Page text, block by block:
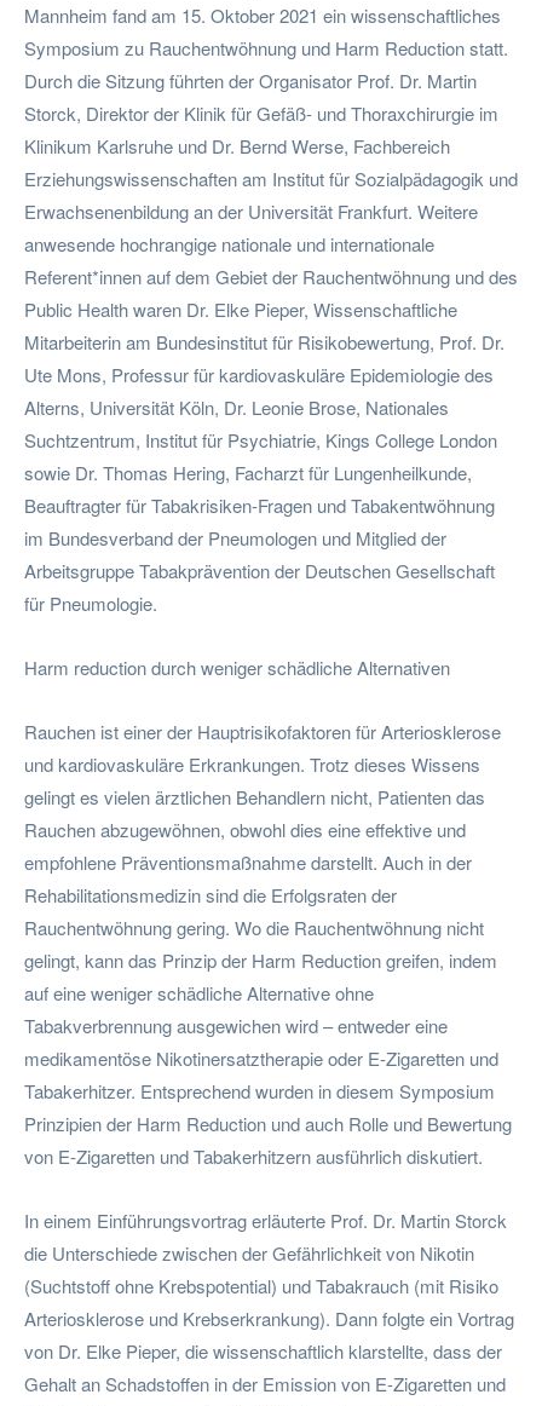
Mannheim fand am 15. Oktober 2021 ein wissenschaftliches
Symposium zu Rauchentwöhnung und Harm Reduction statt.
Durch die Sitzung führten der Organisator Prof. Dr. Martin
Storck, Direktor der Klinik für Gefäß- und Thoraxchirurgie im
Klinikum Karlsruhe und Dr. Bernd Werse, Fachbereich
Erziehungswissenschaften am Institut für Sozialpädagogik und
Erwachsenenbildung an der Universität Frankfurt. Weitere
anwesende hochrangige nationale und internationale
Referent*innen auf dem Gebiet der Rauchentwöhnung und des
Public Health waren Dr. Elke Pieper, Wissenschaftliche
Mitarbeiterin am Bundesinstitut für Risikobewertung, Prof. Dr.
Ute Mons, Professur für kardiovaskuläre Epidemiologie des
Alterns, Universität Köln, Dr. Leonie Brose, Nationales
Suchtzentrum, Institut für Psychiatrie, Kings College London
sowie Dr. Thomas Hering, Facharzt für Lungenheilkunde,
Beauftragter für Tabakrisiken-Fragen und Tabakentwöhnung
im Bundesverband der Pneumologen und Mitglied der
Arbeitsgruppe Tabakprävention der Deutschen Gesellschaft
für Pneumologie.
Harm reduction durch weniger schädliche Alternativen
Rauchen ist einer der Hauptrisikofaktoren für Arteriosklerose
und kardiovaskuläre Erkrankungen. Trotz dieses Wissens
gelingt es vielen ärztlichen Behandlern nicht, Patienten das
Rauchen abzugewöhnen, obwohl dies eine effektive und
empfohlene Präventionsmaßnahme darstellt. Auch in der
Rehabilitationsmedizin sind die Erfolgsraten der
Rauchentwöhnung gering. Wo die Rauchentwöhnung nicht
gelingt, kann das Prinzip der Harm Reduction greifen, indem
auf eine weniger schädliche Alternative ohne
Tabakverbrennung ausgewichen wird – entweder eine
medikamentöse Nikotinersatztherapie oder E-Zigaretten und
Tabakerhitzer. Entsprechend wurden in diesem Symposium
Prinzipien der Harm Reduction und auch Rolle und Bewertung
von E-Zigaretten und Tabakerhitzern ausführlich diskutiert.
In einem Einführungsvortrag erläuterte Prof. Dr. Martin Storck
die Unterschiede zwischen der Gefährlichkeit von Nikotin
(Suchtstoff ohne Krebspotential) und Tabakrauch (mit Risiko
Arteriosklerose und Krebserkrankung). Dann folgte ein Vortrag
von Dr. Elke Pieper, die wissenschaftlich klarstellte, dass der
Gehalt an Schadstoffen in der Emission von E-Zigaretten und